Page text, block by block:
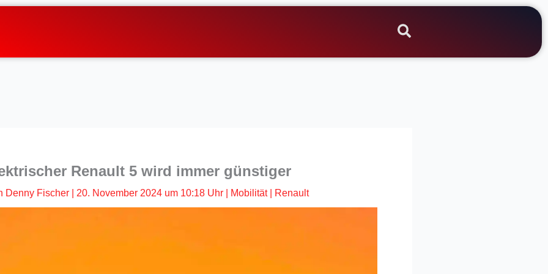
Renault 5 wird immer günstiger
Denny Fischer 20. November 2024 um 10:18 Uhr| Mobilität| Renault